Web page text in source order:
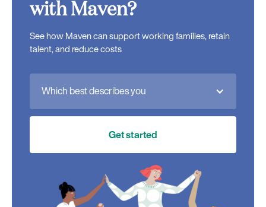
with Maven?
See how Maven can support working families, retain
talent, and reduce costs
Which best describes you
Get started